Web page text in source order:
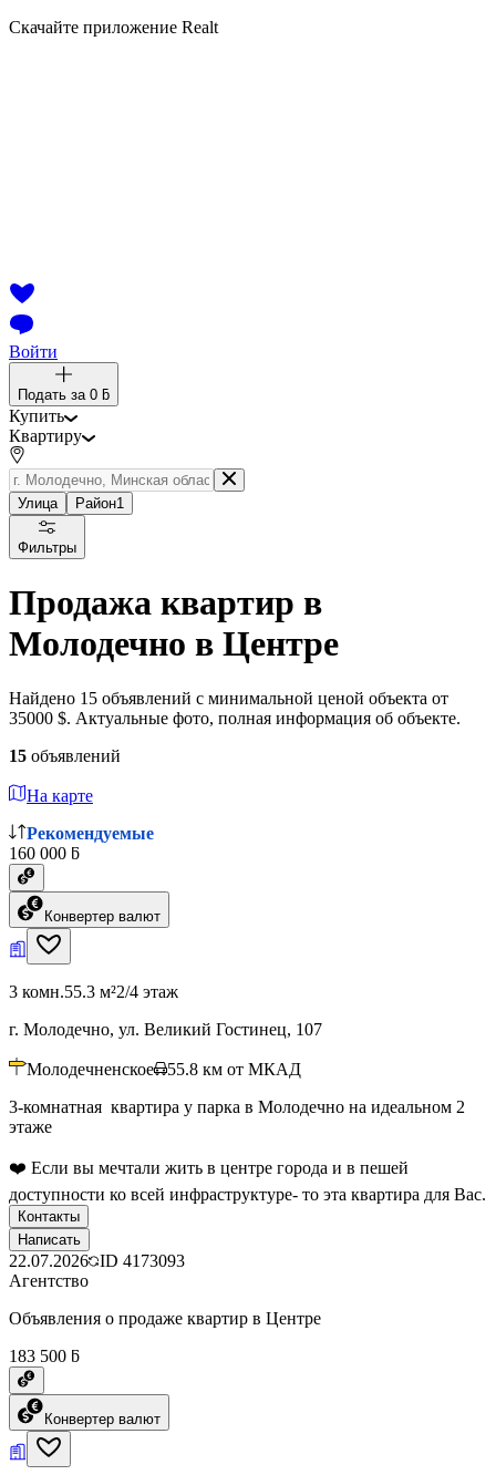
Скачайте приложение Realt
Войти
Подать за 0 ƃ
Купить
Квартиру
Улица Район1
Фильтры
Продажа квартир в
Молодечно в Центре
Найдено 15 объявлений с минимальной ценой объекта от
35000 $. Актуальные фото, полная информация об объекте.
15 объявлений
На карте
Рекомендуемые
160 000 ƃ
Конвертер валют
3 комн.55.3 м²2/4 этаж
г. Молодечно, ул. Великий Гостинец, 107
Молодечненское 55.8 км от МКАД
3-комнатная квартира у парка в Молодечно на идеальном 2
этаже
❤️ Если вы мечтали жить в центре города и в пешей
доступности ко всей инфраструктуре- то эта квартира для Вас.
Контакты
Написать
22.07.2026 ID 4173093
Агентство
Объявления о продаже квартир в Центре
183 500 ƃ
Конвертер валют